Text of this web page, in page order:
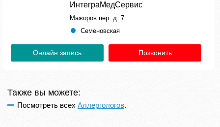
ИнтеграМедСервис
Мажоров пер. д. 7
Семеновская
Онлайн запись Позвонить
Также вы можете:
Посмотреть всех Аллергологов.